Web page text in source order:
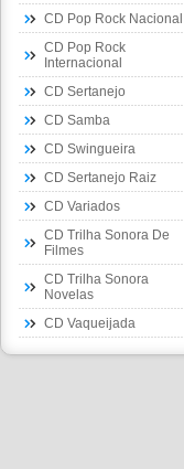
CD Pop Rock Nacional
CD Pop Rock
Internacional
CD Sertanejo
CD Samba
CD Swingueira
CD Sertanejo Raiz
CD Variados
CD Trilha Sonora De
Filmes
CD Trilha Sonora
Novelas
CD Vaqueijada